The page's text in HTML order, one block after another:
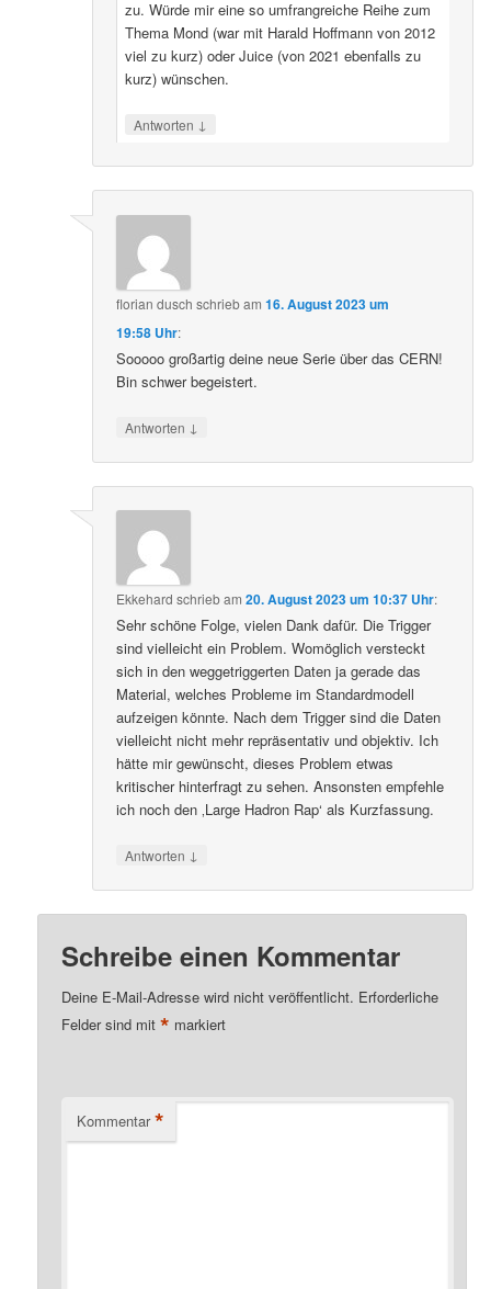
zu. Würde mir eine so umfrangreiche Reihe zum
Thema Mond (war mit Harald Hoffmann von 2012
viel zu kurz) oder Juice (von 2021 ebenfalls zu
kurz) wünschen.
Antworten ↓
florian dusch schriebam16. August 2023 um
19:58 Uhr:
Sooooo großartig deine neue Serie über das CERN!
Bin schwer begeistert.
Antworten ↓
Ekkehard schriebam20. August 2023 um 10:37 Uhr:
Sehr schöne Folge, vielen Dank dafür. Die Trigger
sind vielleicht ein Problem. Womöglich versteckt
sich in den weggetriggerten Daten ja gerade das
Material, welches Probleme im Standardmodell
aufzeigen könnte. Nach dem Trigger sind die Daten
vielleicht nicht mehr repräsentativ und objektiv. Ich
hätte mir gewünscht, dieses Problem etwas
kritischer hinterfragt zu sehen. Ansonsten empfehle
ich noch den ‚Large Hadron Rap‘ als Kurzfassung.
Antworten ↓
Schreibe einen Kommentar
Deine E-Mail-Adresse wird nicht veröffentlicht. Erforderliche
Felder sind mit* markiert
Kommentar *